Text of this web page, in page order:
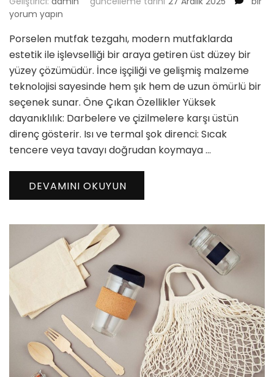
yorum yapın
Porselen mutfak tezgahı, modern mutfaklarda
estetik ile işlevselliği bir araya getiren üst düzey bir
yüzey çözümüdür. İnce işçiliği ve gelişmiş malzeme
teknolojisi sayesinde hem şık hem de uzun ömürlü bir
seçenek sunar. Öne Çıkan Özellikler Yüksek
dayanıklılık: Darbelere ve çizilmelere karşı üstün
direnç gösterir. Isı ve termal şok direnci: Sıcak
tencere veya tavayı doğrudan koymaya …
DEVAMINI OKUYUN